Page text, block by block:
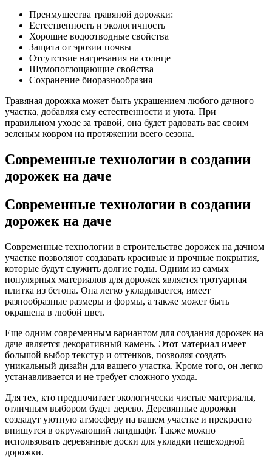
Преимущества травяной дорожки:
Естественность и экологичность
Хорошие водоотводные свойства
Защита от эрозии почвы
Отсутствие нагревания на солнце
Шумопоглощающие свойства
Сохранение биоразнообразия
Травяная дорожка может быть украшением любого дачного
участка, добавляя ему естественности и уюта. При
правильном уходе за травой, она будет радовать вас своим
зеленым ковром на протяжении всего сезона.
Современные технологии в создании
дорожек на даче
Современные технологии в создании
дорожек на даче
Современные технологии в строительстве дорожек на дачном
участке позволяют создавать красивые и прочные покрытия,
которые будут служить долгие годы. Одним из самых
популярных материалов для дорожек является тротуарная
плитка из бетона. Она легко укладывается, имеет
разнообразные размеры и формы, а также может быть
окрашена в любой цвет.
Еще одним современным вариантом для создания дорожек на
даче является декоративный камень. Этот материал имеет
большой выбор текстур и оттенков, позволяя создать
уникальный дизайн для вашего участка. Кроме того, он легко
устанавливается и не требует сложного ухода.
Для тех, кто предпочитает экологически чистые материалы,
отличным выбором будет дерево. Деревянные дорожки
создадут уютную атмосферу на вашем участке и прекрасно
впишутся в окружающий ландшафт. Также можно
использовать деревянные доски для укладки пешеходной
дорожки.